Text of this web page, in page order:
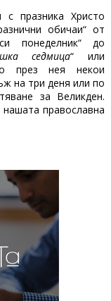
с празника Христо
обичаи“ от
понеделник“ до
седмица“ или
през нея некои
на три деня или по
за Великден.
православна